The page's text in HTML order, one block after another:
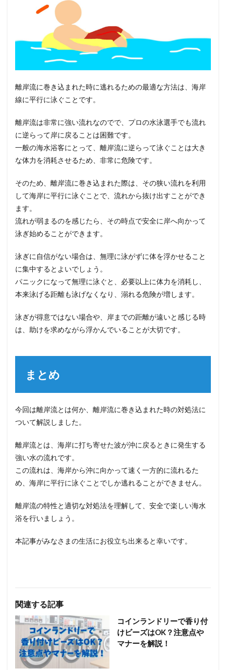
離岸流に巻き込まれた時に逃れるための最適な方法は、海岸
線に平行に泳ぐことです。
離岸流は非常に強い流れなのでで、プロの水泳選手でも流れ
に逆らって岸に戻ることは困難です。
一般の海水浴客にとって、離岸流に逆らって泳ぐことは大き
な体力を消耗させるため、非常に危険です。
そのため、離岸流に巻き込まれた際は、その狭い流れを利用
して海岸に平行に泳ぐことで、流れから抜け出すことができ
ます。
流れが弱まるのを感じたら、その時点で安全に岸へ向かって
泳ぎ始めることができます。
泳ぎに自信がない場合は、無理に泳がずに体を浮かせること
に集中するとよいでしょう。
パニックになって無理に泳ぐと、必要以上に体力を消耗し、
本来泳げる距離も泳げなくなり、溺れる危険が増します。
泳ぎが得意ではない場合や、岸までの距離が遠いと感じる時
は、助けを求めながら浮かんでいることが大切です。
まとめ
今回は離岸流とは何か、離岸流に巻き込まれた時の対処法に
ついて解説しました。
離岸流とは、海岸に打ち寄せた波が沖に戻るときに発生する
強い水の流れです。
この流れは、海岸から沖に向かって速く一方的に流れるた
め、海岸に平行に泳ぐことでしか逃れることができません。
離岸流の特性と適切な対処法を理解して、安全で楽しい海水
浴を行いましょう。
本記事がみなさまの生活にお役立ち出来ると幸いです。
関連する記事
コインランドリーで香り付
けビーズはOK？注意点や
マナーを解説！